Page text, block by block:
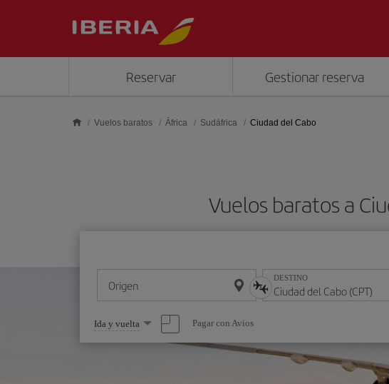
Reservar Gestionar reserva
Vuelos baratos África Sudáfrica Ciudad del Cabo
Vuelos baratos a
Origen DESTINO
Seleccione
una
opción
Ida y vuelta Pagar con Avios